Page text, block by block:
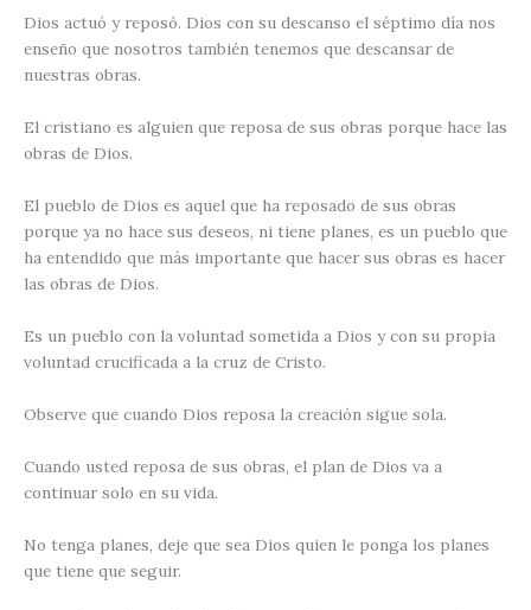
Dios actuó y reposó. Dios con su descanso el séptimo día nos
enseño que nosotros también tenemos que descansar de
nuestras obras.
El cristiano es alguien que reposa de sus obras porque hace las
obras de Dios.
El pueblo de Dios es aquel que ha reposado de sus obras
porque ya no hace sus deseos, ni tiene planes, es un pueblo que
ha entendido que más importante que hacer sus obras es hacer
las obras de Dios.
Es un pueblo con la voluntad sometida a Dios y con su propia
voluntad crucificada a la cruz de Cristo.
Observe que cuando Dios reposa la creación sigue sola.
Cuando usted reposa de sus obras, el plan de Dios va a
continuar solo en su vida.
No tenga planes, deje que sea Dios quien le ponga los planes
que tiene que seguir.